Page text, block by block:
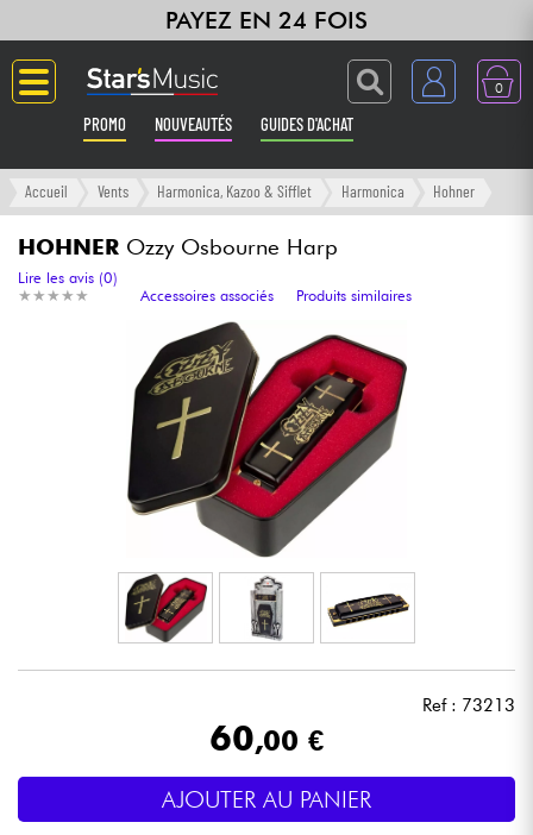
PAYEZ EN 24 FOIS
0
PROMO NOUVEAUTÉS GUIDES D'ACHAT
Langue
Guitares & Basses
Amplis & Effets
Claviers & Pianos
Synthés & Sampleurs
Home Studio
Micros & HF
Accueil Vents Harmonica, Kazoo & Sifflet Harmonica Hohner
HOHNER Ozzy Osbourne Harp
★ ★ ★ ★ ★
★ ★ ★ ★ ★
Lire les avis (0)
Accessoires associés
Produits similaires
Ref : 73213
60,00 €
AJOUTER AU PANIER